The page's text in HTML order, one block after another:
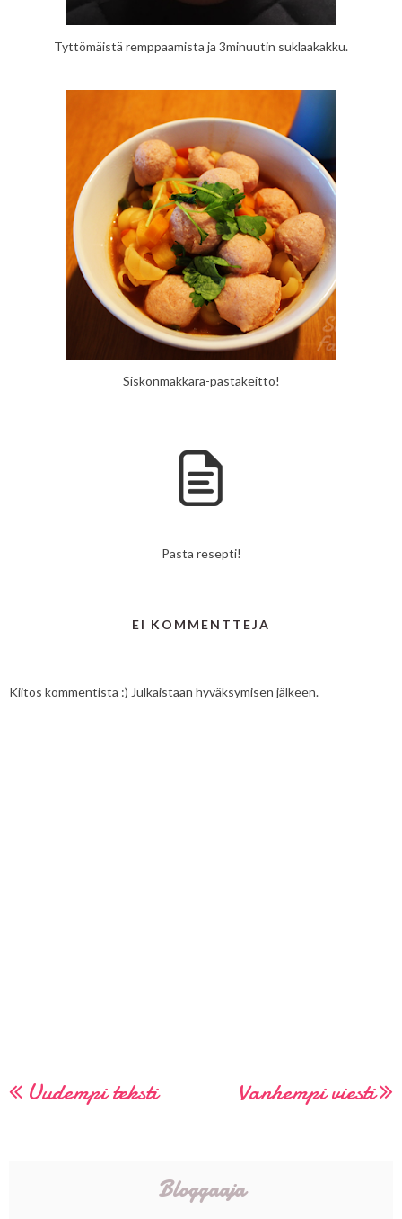
Tyttömäistä remppaamista ja 3minuutin suklaakakku.
Siskonmakkara-pastakeitto!
Pasta resepti!
EI KOMMENTTEJA
Kiitos kommentista :) Julkaistaan hyväksymisen jälkeen.
Uudempi teksti Vanhempi viesti
Bloggaaja